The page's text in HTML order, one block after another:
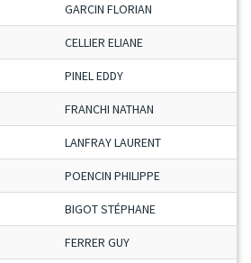
GARCIN FLORIAN
CELLIER ELIANE
PINEL EDDY
FRANCHI NATHAN
LANFRAY LAURENT
POENCIN PHILIPPE
BIGOT STÉPHANE
FERRER GUY